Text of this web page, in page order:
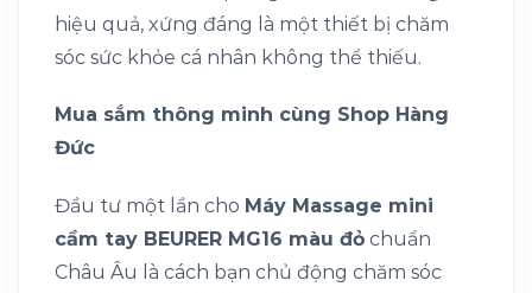
hiệu quả, xứng đáng là một thiết bị chăm
sóc sức khỏe cá nhân không thể thiếu.
Mua sắm thông minh cùng Shop Hàng
Đức
Đầu tư một lần cho Máy Massage mini
cầm tay BEURER MG16 màu đỏ chuẩn
Châu Âu là cách bạn chủ động chăm sóc